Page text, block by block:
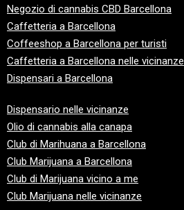
Negozio di cannabis CBD Barcellona
Caffetteria a Barcellona
Coffeeshop a Barcellona per turisti
Caffetteria a Barcellona nelle vicinanze
Dispensari a Barcellona
Dispensario nelle vicinanze
Olio di cannabis alla canapa
Club di Marihuana a Barcellona
Club Marijuana a Barcellona
Club di Marijuana vicino a me
Club Marijuana nelle vicinanze